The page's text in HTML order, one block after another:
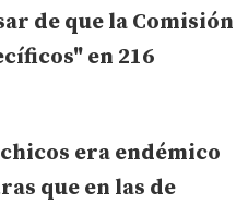
de que la Comisión
" en 216
era endémico
que en las de